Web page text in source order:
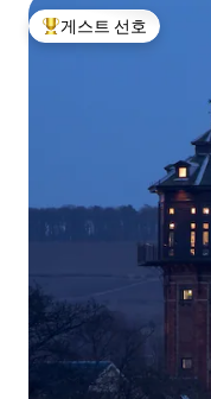
상위 게스트 선호
게스트 선호